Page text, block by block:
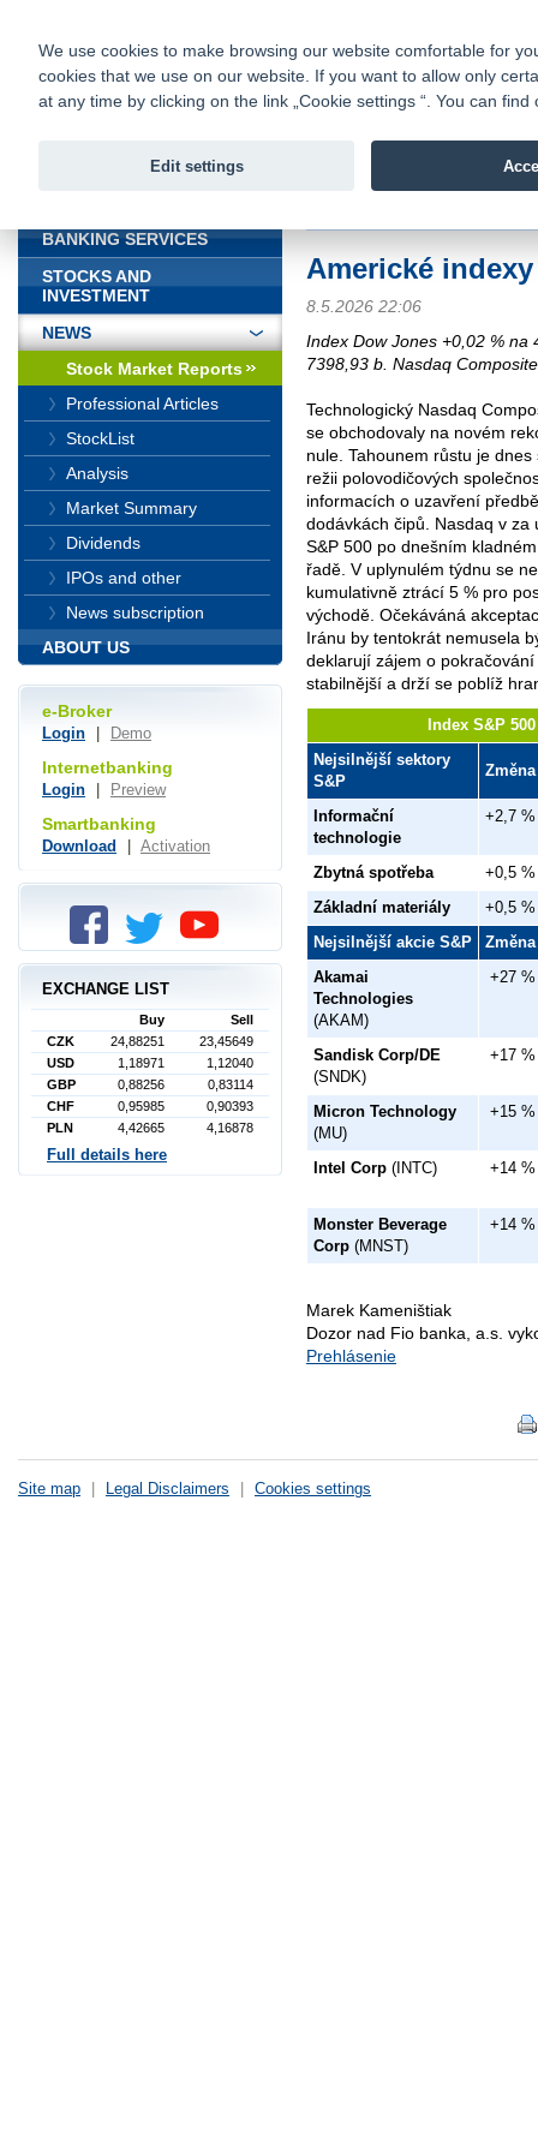
Fio bank
Fio banka
Americké
8.5.2026 22:06
Index Dow Jones +0,02 % na
7398,93 b. Nasdaq
Technologický Nasdaq
se obchodovaly na novém
nule. Tahounem růstu je
režii polovodičových
informacích o uzavření
dodávkách čipů. Nasdaq v za
S&P 500 po dnešním
řadě. V uplynulém týdnu se
kumulativně ztrácí 5 % pro
východě. Očekáváná
Iránu by tentokrát nemusela
deklarují zájem o
stabilnější a drží se poblíž
Index S&P
Nejsilnější sektory
S&P
Změna
Informační
technologie
+2,7 %
Zbytná spotřeba
+0,5 %
Základní materiály
+0,5 %
Nejsilnější akcie S&P
Změna
Akamai
Technologies
(AKAM)
+27 %
Sandisk Corp/DE
(SNDK)
+17 %
Micron Technology
(MU)
+15 %
Intel Corp (INTC) +14 %
Monster Beverage
Corp (MNST)
+14 %
Marek Kameništiak
Dozor nad Fio banka, a.s.
Prehlásenie
BANKING SERVICES
STOCKS AND
INVESTMENT
NEWS
Stock Market Reports
Professional Articles
StockList
Analysis
Market Summary
Dividends
IPOs and other
News subscription
ABOUT US
e-Broker
Login Demo
Internetbanking
Login Preview
Smartbanking
Download Activation
EXCHANGE LIST
Buy
Sell
CZK
24,88251
23,45649
USD
1,18971
1,12040
GBP
0,88256
0,83114
CHF
0,95985
0,90393
PLN
4,42665 4,16878
Full details here
Site map Legal Disclaimers Cookies settings
We use cookies to make browsing our website comfortable for
cookies that we use on our website. If you want to allow only
at any time by clicking on the link „Cookie settings “. You can
Edit settings